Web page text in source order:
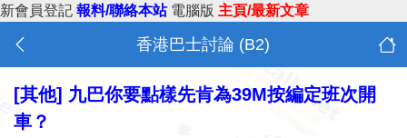
新會員登記 報料/聯絡本站 電腦版 主頁/最新文章
香港巴士討論 (B2)
[其他] 九巴你要點樣先肯為39M按編定班次開
車？